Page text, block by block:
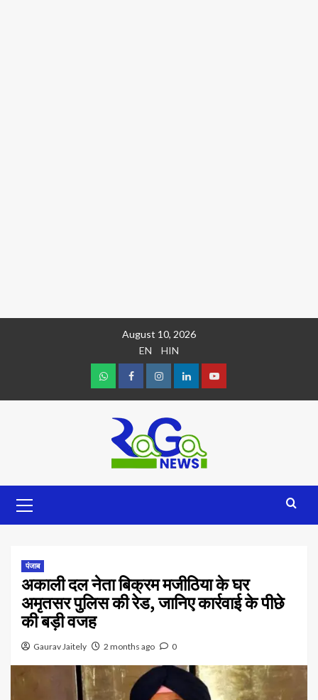
August 10, 2026
EN
HIN
पंजाब
अकाली दल नेता बिक्रम मजीठिया के घर
अमृतसर पुलिस की रेड, जानिए कार्रवाई के पीछे
की बड़ी वजह
Gaurav Jaitely 2 months ago 0